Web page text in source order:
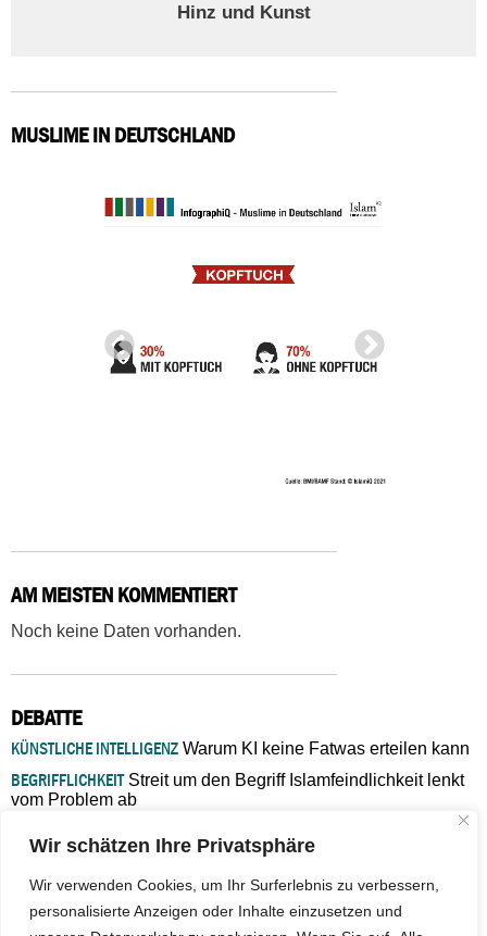
Wir schätzen Ihre Privatsphäre
Wir verwenden Cookies, um Ihr Surferlebnis zu verbessern,
personalisierte Anzeigen oder Inhalte einzusetzen und
Hinz und Kunst
MUSLIME IN DEUTSCHLAND
AM MEISTEN KOMMENTIERT
Noch keine Daten vorhanden.
DEBATTE
KÜNSTLICHE INTELLIGENZ Warum KI keine Fatwas erteilen kann
BEGRIFFLICHKEITStreit um den Begriff Islamfeindlichkeit lenkt
vom Problem ab
Verantwortung bleibt“
ISLAMISCHE FAKULTÄT IN MÜNSTEREine kritische Schwelle für
die deutsche Religionspolitik